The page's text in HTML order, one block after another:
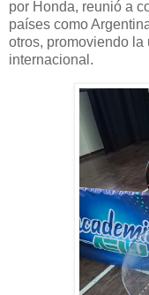
por Honda, reunió a
países como
otros, promoviendo la
internacional.